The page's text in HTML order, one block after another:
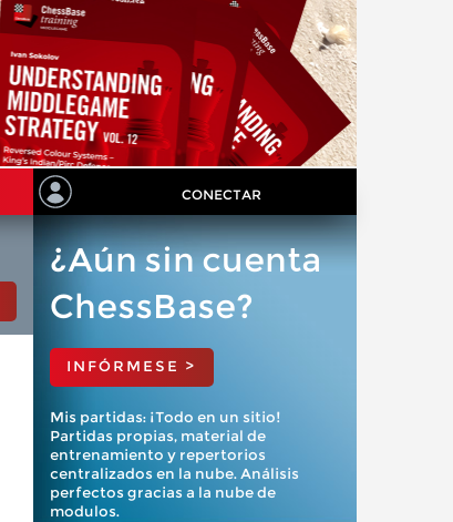
CONECTAR
¿Aún sin cuenta
ChessBase?
INFÓRMESE >
Mis partidas: ¡Todo en un sitio!
Partidas propias, material de
entrenamiento y repertorios
centralizados en la nube. Análisis
perfectos gracias a la nube de
modulos.